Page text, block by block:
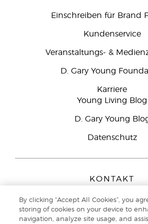
Einschreiben für Brand
Kundenservice
Veranstaltungs- &
D. Gary Young
Karriere
Young Living Blog
D. Gary Young
Datenschutz
KONTAKT
Peizerweg 97
9727 AJ Groningen
By clicking “Accept All Cookies”, you
storing of cookies on your device to
navigation, analyze site usage, and